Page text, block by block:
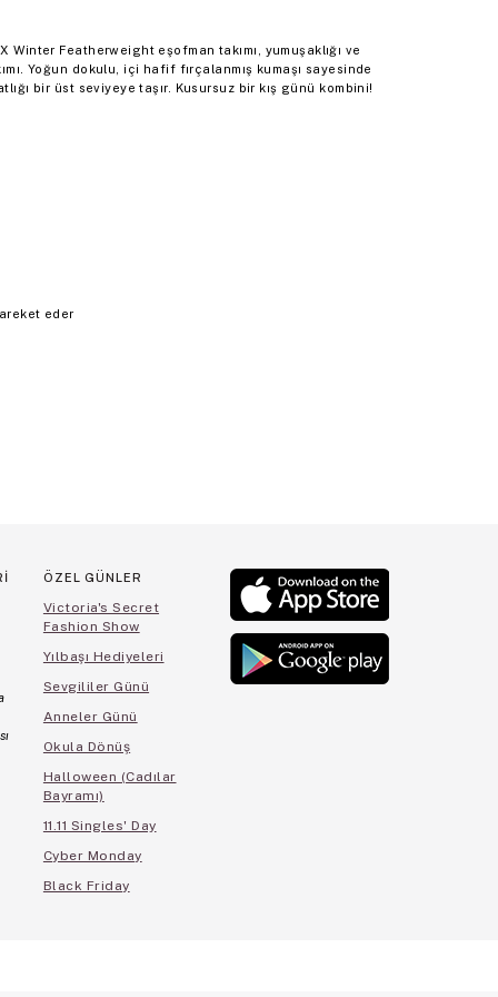
Winter Featherweight eşofman takımı, yumuşaklığı ve
Yoğun dokulu, içi hafif fırçalanmış kumaşı sayesinde
bir üst seviyeye taşır. Kusursuz bir kış günü kombini!
eder
ÖZEL GÜNLER
Victoria's Secret
Fashion Show
Yılbaşı Hediyeleri
Sevgililer Günü
Anneler Günü
Okula Dönüş
Halloween (Cadılar
Bayramı)
11.11 Singles' Day
Cyber Monday
Black Friday